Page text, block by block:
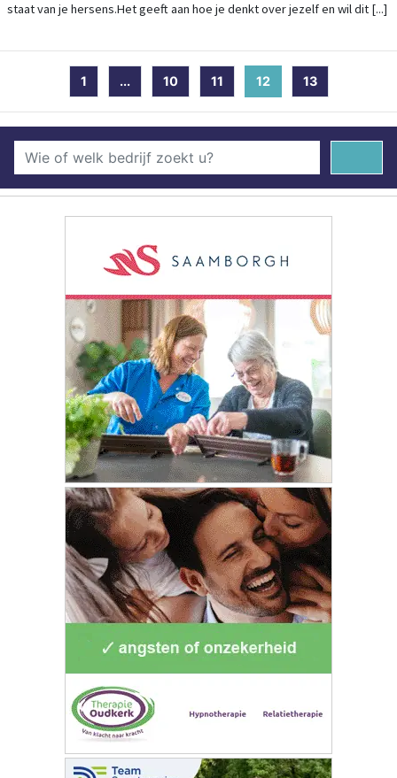
staat van je hersens.Het geeft aan hoe je denkt over jezelf en wil dit [...]
1 ... 10 11 12(current)
13